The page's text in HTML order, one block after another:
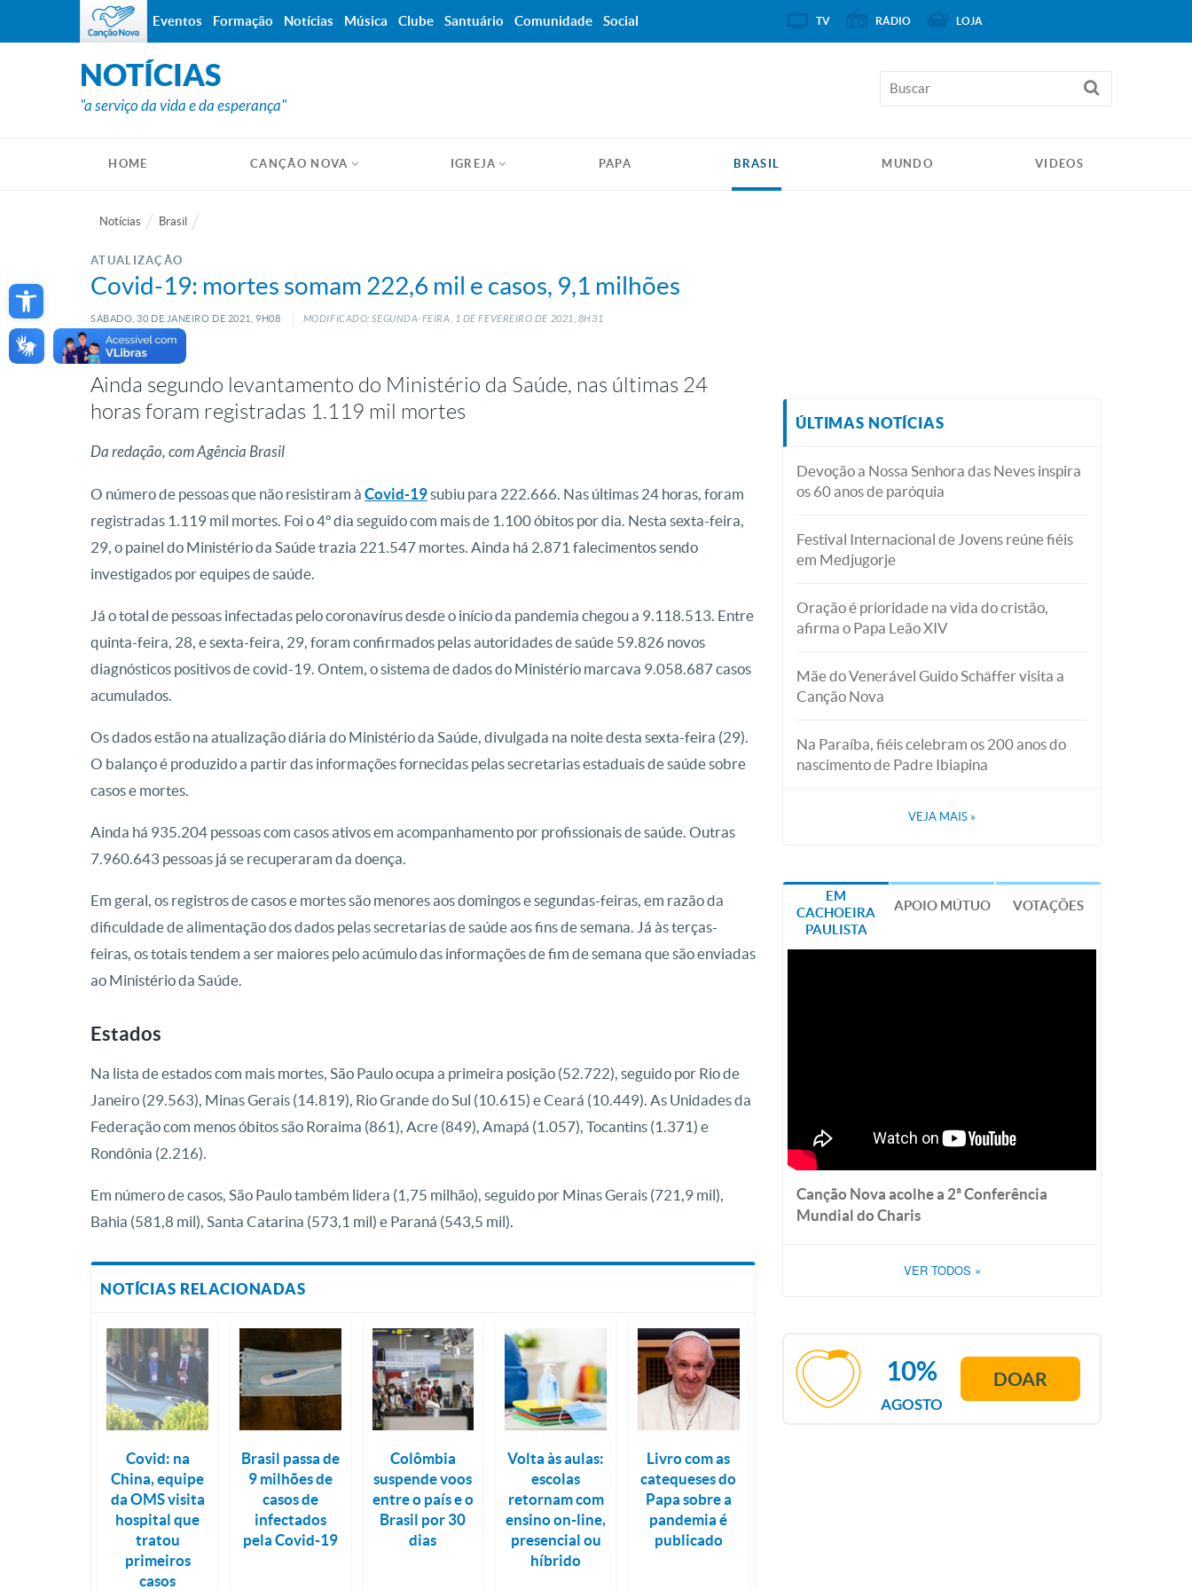
Open toolbar
NOTÍCIAS
"a serviço da vida e da esperança"
HOME CANÇÃO NOVA IGREJA PAPA BRASIL MUNDO VIDEOS
Notícias Brasil
ATUALIZAÇÃO
Covid-19: mortes somam 222,6 mil e casos, 9,1 milhões
SÁBADO, 30 DE JANEIRO DE 2021, 9H08 MODIFICADO: SEGUNDA-FEIRA, 1 DEFEVEREIRO DE 2021, 8H31
Ainda segundo levantamento do Ministério da Saúde, nas últimas 24
horas foram registradas 1.119 mil mortes
Da redação, com Agência Brasil
O número de pessoas que não resistiram à Covid-19subiu para 222.666. Nas últimas 24 horas, foram
registradas 1.119 mil mortes. Foi o 4º dia seguido com mais de 1.100 óbitos por dia. Nesta sexta-feira,
29, o painel do Ministério da Saúde trazia 221.547 mortes. Ainda há 2.871 falecimentos sendo
investigados por equipes de saúde.
Já o total de pessoas infectadas pelo coronavírus desde o início da pandemia chegou a 9.118.513. Entre
quinta-feira, 28, e sexta-feira, 29, foram confirmados pelas autoridades de saúde 59.826 novos
diagnósticos positivos de covid-19. Ontem, o sistema de dados do Ministério marcava 9.058.687 casos
acumulados.
Os dados estão na atualização diária do Ministério da Saúde, divulgada na noite desta sexta-feira (29).
O balanço é produzido a partir das informações fornecidas pelas secretarias estaduais de saúde sobre
casos e mortes.
Ainda há 935.204 pessoas com casos ativos em acompanhamento por profissionais de saúde. Outras
7.960.643 pessoas já se recuperaram da doença.
Em geral, os registros de casos e mortes são menores aos domingos e segundas-feiras, em razão da
dificuldade de alimentação dos dados pelas secretarias de saúde aos fins de semana. Já às terças-
feiras, os totais tendem a ser maiores pelo acúmulo das informações de fim de semana que são enviadas
ao Ministério da Saúde.
Estados
Na lista de estados com mais mortes, São Paulo ocupa a primeira posição (52.722), seguido por Rio de
Janeiro (29.563), Minas Gerais (14.819), Rio Grande do Sul (10.615) e Ceará (10.449). As Unidades da
Federação com menos óbitos são Roraima (861), Acre (849), Amapá (1.057), Tocantins (1.371) e
Rondônia (2.216).
Em número de casos, São Paulo também lidera (1,75 milhão), seguido por Minas Gerais (721,9 mil),
Bahia (581,8 mil), Santa Catarina (573,1 mil) e Paraná (543,5 mil).
NOTÍCIAS RELACIONADAS
Covid: na
China, equipe
da OMS visita
hospital que
tratou
primeiros
casos
Brasil passa de
9 milhões de
casos de
infectados
pela Covid-19
Colômbia
suspende voos
entre o país e o
Brasil por 30
dias
Volta às aulas:
escolas
retornam com
ensino on-line,
presencial ou
híbrido
Livro com as
catequeses do
Papa sobre a
pandemia é
publicado
ÚLTIMAS NOTÍCIAS
Devoção a Nossa Senhora das Neves inspira
os 60 anos de paróquia
Festival Internacional de Jovens reúne fiéis
em Medjugorje
Oração é prioridade na vida do cristão,
afirma o Papa Leão XIV
Mãe do Venerável Guido Schäffer visita a
Canção Nova
Na Paraíba, fiéis celebram os 200 anos do
nascimento de Padre Ibiapina
VEJA MAIS »
EM
CACHOEIRA
PAULISTA
APOIO MÚTUO VOTAÇÕES
Canção Nova acolhe a 2ª Conferência
Mundial do Charis
VER TODOS »
AGOSTO
10% DOAR
Eventos Formação Notícias Música Clube Santuário Comunidade Social TV RÁDIO LOJA